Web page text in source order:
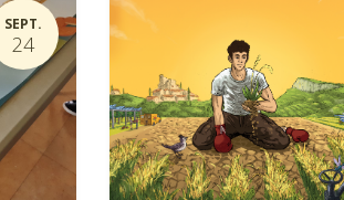
SEPT.
24